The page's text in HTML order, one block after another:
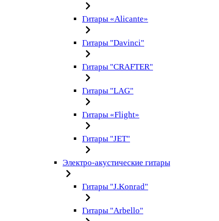
Гитары «Alicante»
Гитары "Davinci"
Гитары "CRAFTER"
Гитары "LAG"
Гитары «Flight»
Гитары "JET"
Электро-акустические гитары
Гитары "J.Konrad"
Гитары "Arbello"